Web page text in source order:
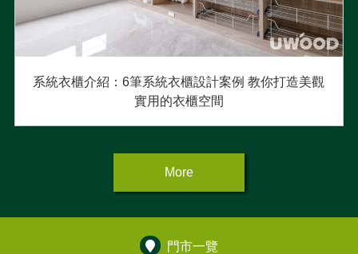
系統衣櫃介紹：6筆系統衣櫃設計案例 教你打造美觀
實用的衣櫃空間
More
門市一覽